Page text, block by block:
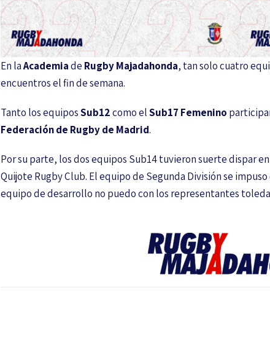
En laAcademiade Rugby Majadahonda, tan solo cuatro
encuentros el fin de semana.
Tanto los equiposSub12como elSub17 Femenino
Federación de Rugby de Madrid.
Por su parte, los dos equipos Sub14 tuvieron suerte dispar
Quijote Rugby Club. El equipo de Segunda División se
equipo de desarrollo no puedo con los representantes